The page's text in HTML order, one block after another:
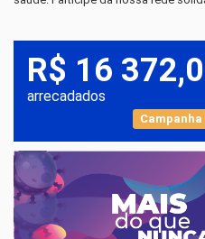
R$ 16
arrecadados